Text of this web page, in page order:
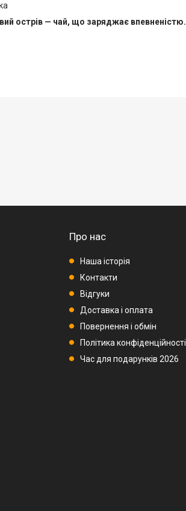
острів — чай, що заряджає впевненістю.
Про нас
Наша історія
Контакти
Відгуки
Доставка і оплата
Повернення і обмін
Політика конфіденційності
Час для подарунків 2026